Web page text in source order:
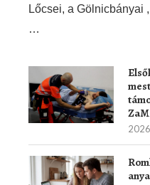
Lőcsei, a Gölnicbányai
…